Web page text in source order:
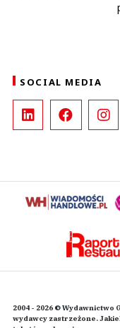
SOCIAL MEDIA
2004 - 2026 ©
wydawcy zastrzeżone.